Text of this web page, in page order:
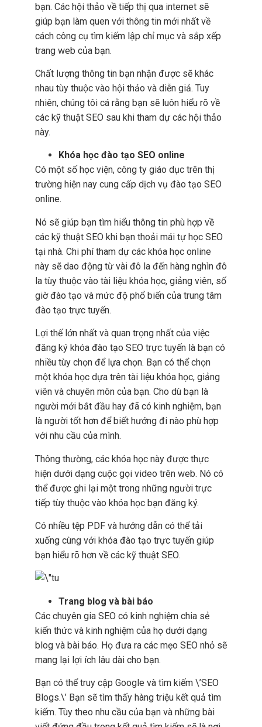
bạn. Các hội thảo về tiếp thị qua internet sẽ
giúp bạn làm quen với thông tin mới nhất về
cách công cụ tìm kiếm lập chỉ mục và sắp xếp
trang web của bạn.
Chất lượng thông tin bạn nhận được sẽ khác
nhau tùy thuộc vào hội thảo và diễn giả. Tuy
nhiên, chúng tôi cá rằng bạn sẽ luôn hiểu rõ về
các kỹ thuật SEO sau khi tham dự các hội thảo
này.
Khóa học đào tạo SEO online
Có một số học viện, công ty giáo dục trên thị
trường hiện nay cung cấp dịch vụ đào tạo SEO
online.
Nó sẽ giúp bạn tìm hiểu thông tin phù hợp về
các kỹ thuật SEO khi bạn thoải mái tự học SEO
tại nhà. Chi phí tham dự các khóa học online
này sẽ dao động từ vài đô la đến hàng nghìn đô
la tùy thuộc vào tài liệu khóa học, giảng viên, số
giờ đào tạo và mức độ phổ biến của trung tâm
đào tạo trực tuyến.
Lợi thế lớn nhất và quan trọng nhất của việc
đăng ký khóa đào tạo SEO trực tuyến là bạn có
nhiều tùy chọn để lựa chọn. Bạn có thể chọn
một khóa học dựa trên tài liệu khóa học, giảng
viên và chuyên môn của bạn. Cho dù bạn là
người mới bắt đầu hay đã có kinh nghiệm, bạn
là người tốt hơn để biết hướng đi nào phù hợp
với nhu cầu của mình.
Thông thường, các khóa học này được thực
hiện dưới dạng cuộc gọi video trên web. Nó có
thể được ghi lại một trong những người trực
tiếp tùy thuộc vào khóa học bạn đăng ký.
Có nhiều tệp PDF và hướng dẫn có thể tải
xuống cùng với khóa đào tạo trực tuyến giúp
bạn hiểu rõ hơn về các kỹ thuật SEO.
Trang blog và bài báo
Các chuyên gia SEO có kinh nghiệm chia sẻ
kiến thức và kinh nghiệm của họ dưới dạng
blog và bài báo. Họ đưa ra các mẹo SEO nhỏ sẽ
mang lại lợi ích lâu dài cho bạn.
Bạn có thể truy cập Google và tìm kiếm \’SEO
Blogs.\’ Bạn sẽ tìm thấy hàng triệu kết quả tìm
kiếm. Tùy theo nhu cầu của bạn và những bài